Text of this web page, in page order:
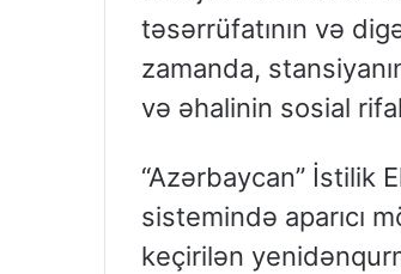
təsərrüfatının və
zamanda,
və əhalinin sosial
“Azərbaycan” İstilik
sistemində aparıcı
keçirilən